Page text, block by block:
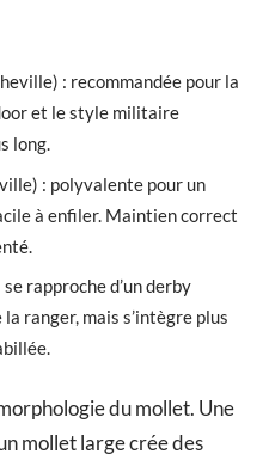
: recommandée pour la
et le style militaire
long.
: polyvalente pour un
à enfiler. Maintien correct
rapproche d’un derby
ranger, mais s’intègre plus
du mollet. Une
mollet large crée des